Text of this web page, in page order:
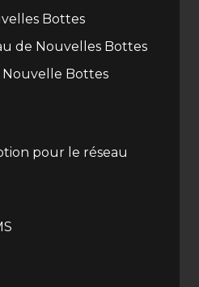
Bottes
de Nouvelles Bottes
Nouvelle Bottes
pour le réseau